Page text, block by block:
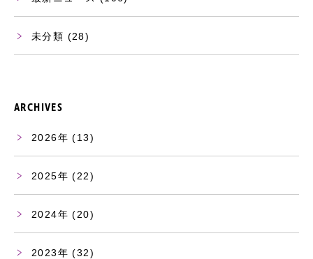
未分類 (28)
ARCHIVES
2026 (13)
2025 (22)
2024 (20)
2023 (32)